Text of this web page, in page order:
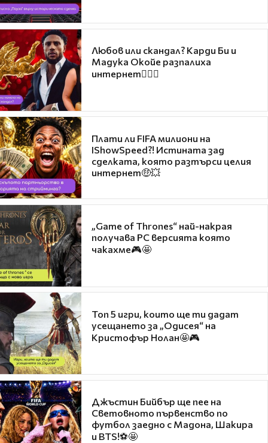
Любов или скандал? Карди Би и
Мадука Окойе разпалиха
интернет❤️‍🔥🔥
Плати ли FIFA милиони на
IShowSpeed?! Истината зад
сделката, която разтърси целия
интернет🤑💥
„Game of Thrones“ най-накрая
получава PC версията която
чакахме🎮🤩
Топ 5 игри, които ще ти дадат
усещането за „Одисея“ на
Кристофър Нолан🤩🎮
Джъстин Бийбър ще пее на
Световното първенство по
футбол заедно с Мадона, Шакира
и BTS!⚽🤩